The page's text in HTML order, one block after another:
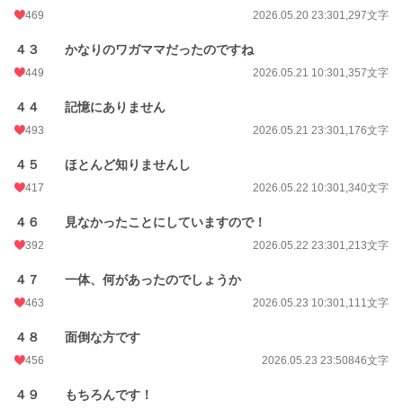
469 2026.05.20 23:301,297文字
４３ かなりのワガママだったのですね
449 2026.05.21 10:301,357文字
４４ 記憶にありません
493 2026.05.21 23:301,176文字
４５ ほとんど知りませんし
417 2026.05.22 10:301,340文字
４６ 見なかったことにしていますので！
392 2026.05.22 23:301,213文字
４７ 一体、何があったのでしょうか
463 2026.05.23 10:301,111文字
４８ 面倒な方です
456 2026.05.23 23:50846文字
４９ もちろんです！